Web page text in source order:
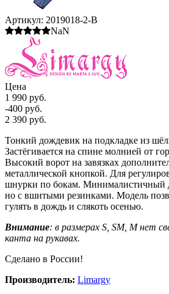
Артикул: 2019018-2-B
NaN
Цена
1 990 руб.
-400 руб.
2 390 руб.
Тонкий дождевик на подкладке из
Застёгивается на спине молнией от
Высокий ворот на завязках
металлической кнопкой. Для
шнурки по бокам. Минималистичный
но с вшитыми резинками. Модель
гулять в дождь и слякоть осенью.
Внимание: в размерах S, SM, M нет
канта на рукавах.
Сделано в России!
Производитель: Limargy